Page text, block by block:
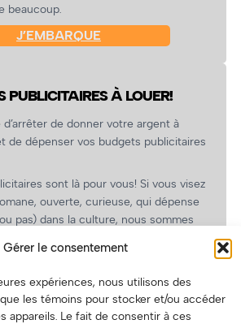
Gérer le consentement
expériences, nous utilisons des
les témoins pour stocker et/ou accéder
appareils. Le fait de consentir à ces
beaucoup.
J’EMBARQUE
PUBLICITAIRES À LOUER!
de donner votre argent à
de dépenser vos budgets publicitaires
sont là pour vous! Si vous visez
ouverte, curieuse, qui dépense
pas) dans la culture, nous sommes
tarifs spéciaux pour vous, les